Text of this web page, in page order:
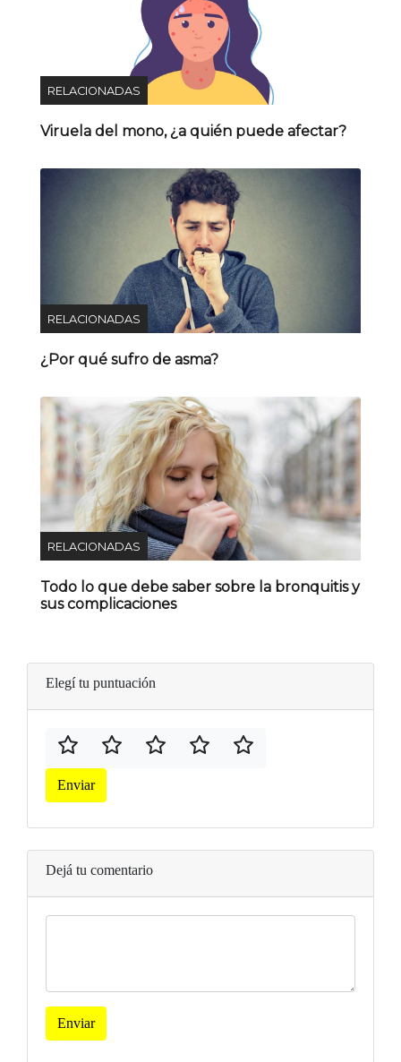
RELACIONADAS
Viruela del mono, ¿a quién puede afectar?
RELACIONADAS
¿Por qué sufro de asma?
RELACIONADAS
Todo lo que debe saber sobre la bronquitis y
sus complicaciones
Elegí tu puntuación
Enviar
Dejá tu comentario
Enviar